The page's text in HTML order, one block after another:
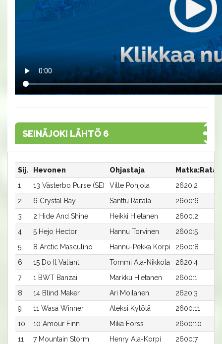
SEINÄJOKI LÄHTÖ 6
Sij. Hevonen Ohjastaja
Matka:Rata
1
13 Västerbo Purse (SE) Ville Pohjola
2620:2
2
6 Crystal Bay Santtu Raitala
2600:6
3
2 Hide And Shine Heikki Hietanen
2600:2
4
5 Hejo Hector Hannu Torvinen
2600:5
5
8 Arctic Masculino Hannu-Pekka Korpi
2600:8
6
15 Do It Valiant Tommi Ala-Nikkola
2620:4
7
1 BWT Banzai Markku Hietanen
2600:1
8
14 Blind Maker Ari Moilanen
2620:3
9
11 Wasa Winner Aleksi Kytölä
2600:11
10
10 Amour Finn Mika Forss
2600:10
11
7 Mountain Storm Henry Ala-Korpi
2600:7